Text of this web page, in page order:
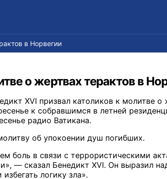
в Норвегии
о жертвах терактов в
XVI призвал католиков к молитве о
к собравшимся в летней
радио Ватикана.
об упокоении душ погибших.
боль в связи с террористическими
— сказал Бенедикт XVI. Он выразил
логику зла».